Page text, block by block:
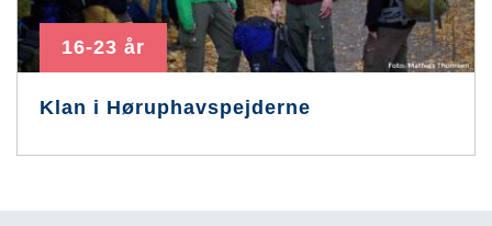
16-23 år
Klan i Høruphavspejderne